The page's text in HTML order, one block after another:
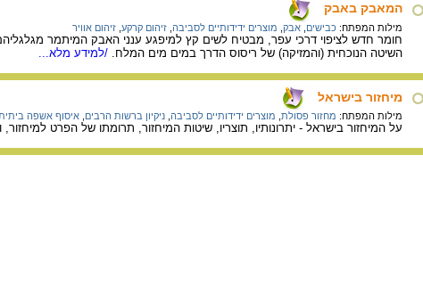
המאבק באבק
מילות המפתח: כבישים אבק מוצרים ידידותיים לסביבה זיהום קרקע זיהום אוויר
חומר חדש לציפוי דרכי עפר, מבטיח לשים קץ למיפגע ענני האבק המיתמר
השיטה הנוכחית (והמזיקה) של ריסוס הדרך במים מים המלח. /למידע מלא...
מיחזור בישראל
מילות המפתח: מחזור פסולת מוצרים ידידותיים לסביבה ניקיון ברשות הרבים איסוף אשפה
על המיחזור בישראל - יתרונותיו, תוצריו, שיטות המיחזור, תרומתו של הפרט